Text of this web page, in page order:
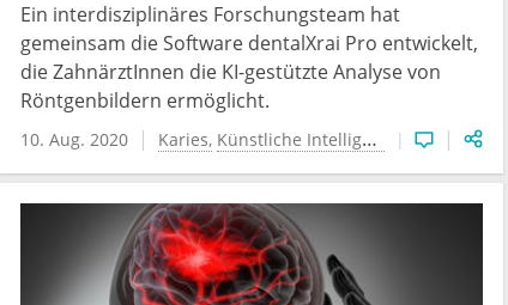
Ein interdisziplinäres Forschungsteam hat
gemeinsam die Software dentalXrai Pro entwickelt,
die ZahnärztInnen die KI-gestützte Analyse von
Röntgenbildern ermöglicht.
10. Aug. 2020 Karies Künstliche Intelligenz